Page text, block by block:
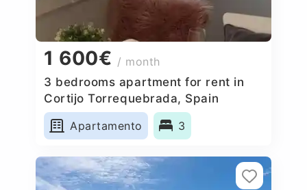
1 600€ / month
3 bedrooms apartment for rent in
Cortijo Torrequebrada, Spain
Apartamento
3